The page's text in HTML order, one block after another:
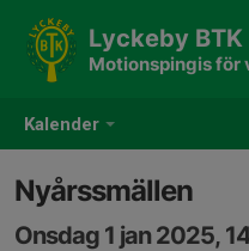
Kalender
Lyckeby BTK
Motionspingis för
Nyårssmällen
Onsdag 1 jan 2025,